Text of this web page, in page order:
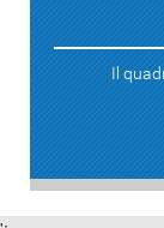
Il